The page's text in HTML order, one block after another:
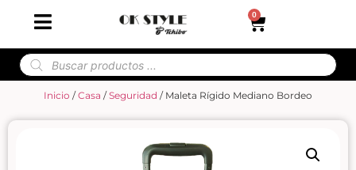
0
Inicio /Casa /Seguridad / Maleta Rígido Mediano Bordeo